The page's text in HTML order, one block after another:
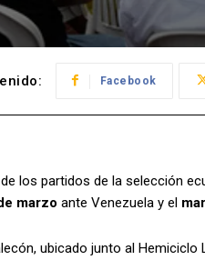
Facebook
los partidos de la selección
marzo ante Venezuela y el
ubicado junto al Hemiciclo